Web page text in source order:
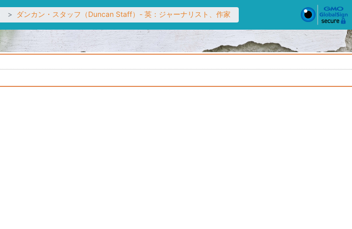
ダンカン・スタッフ（Duncan Staff）- 英：ジャーナリスト、作家